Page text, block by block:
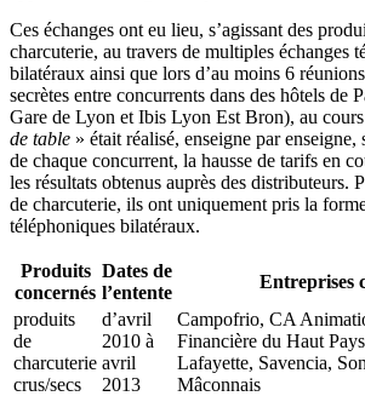
Ces échanges ont eu lieu, s’agissant des
charcuterie, au travers de multiples échanges
bilatéraux ainsi que lors d’au moins 6
secrètes entre concurrents dans des hôtels de
Gare de Lyon et Ibis Lyon Est Bron), au
de table » était réalisé, enseigne par
de chaque concurrent, la hausse de tarifs en
les résultats obtenus auprès des distributeurs.
de charcuterie, ils ont uniquement pris la
téléphoniques bilatéraux.
Produits
concernés
Dates de
l’entente
Entreprises
produits
de
charcuterie
crus/secs
d’avril
2010 à
avril
2013
Campofrio, CA
Financière du Haut
Lafayette, Savencia,
Mâconnais